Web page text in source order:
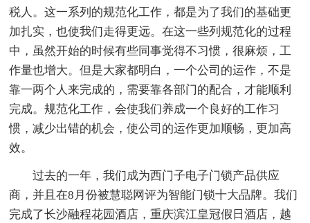
税人。这一系列的规范化工作，都是为了我们的基础更
加扎实，也使我们走得更远。在这一些列规范化的过程
中，虽然开始的时候有些同事觉得不习惯，很麻烦，工
作量也增大。但是大家都明白，一个公司的运作，不是
靠一两个人来完成的，需要靠各部门的配合，才能顺利
完成。规范化工作，会使我们养成一个良好的工作习
惯，减少出错的机会，使公司的运作更加顺畅，更加高
效。
过去的一年，我们成为西门子电子门锁产品供应
商，并且在8月份被慧聪网评为智能门锁十大品牌。我们
完成了长沙融程花园酒店，重庆滨江皇冠假日酒店，越